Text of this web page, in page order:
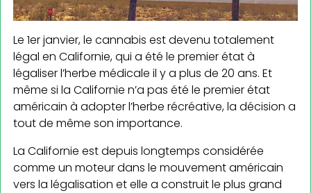
Le 1er janvier, le cannabis est devenu totalement
légal en Californie, qui a été le premier état à
légaliser l’herbe médicale il y a plus de 20 ans. Et
même si la Californie n’a pas été le premier état
américain à adopter l’herbe récréative, la décision a
tout de même son importance.
La Californie est depuis longtemps considérée
comme un moteur dans le mouvement américain
vers la légalisation et elle a construit le plus grand